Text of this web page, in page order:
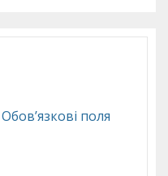
Обов’язкові поля